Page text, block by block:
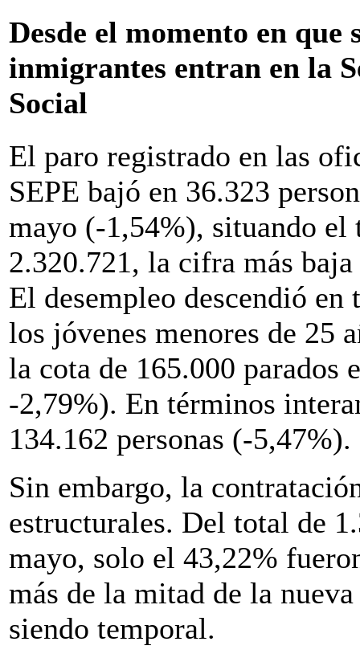
Desde el momento en que
inmigrantes entran en la
Social
El paro registrado en las
SEPE bajó en 36.323
mayo (-1,54%), situando el
2.320.721, la cifra más
El desempleo descendió
los jóvenes menores de 25
la cota de 165.000 parados
-2,79%). En términos
134.162 personas (-5,47%).
Sin embargo, la
estructurales. Del total de
mayo, solo el 43,22%
más de la mitad de la
siendo temporal.